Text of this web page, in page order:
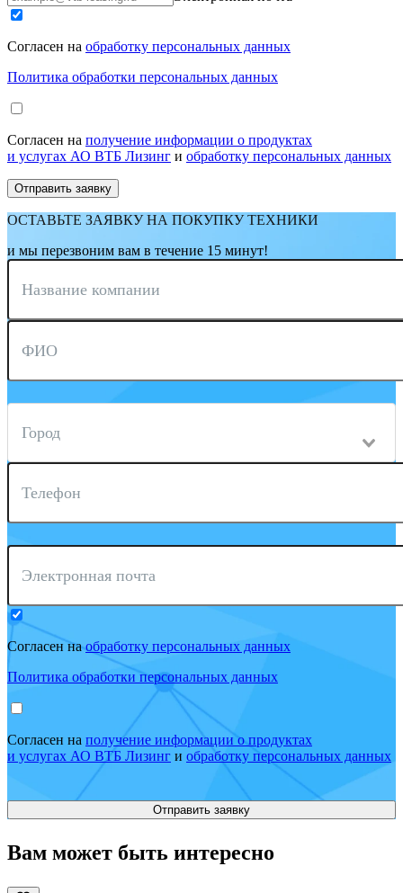
Согласен на обработку персональных данных
Политика обработки персональных данных
Согласен на получение информации о продуктах
и услугах АО ВТБ Лизинг и обработку персональных данных
ОСТАВЬТЕ ЗАЯВКУ НА ПОКУПКУ ТЕХНИКИ
и мы перезвоним вам в течение 15 минут!
Название компании
ФИО
Город
Телефон
Электронная почта
Согласен наобработку персональных данных
Политика обработки персональных данных
Согласен на получение информации о продуктах
и услугах АО ВТБ Лизинг и обработку персональных данных
Вам может быть интересно